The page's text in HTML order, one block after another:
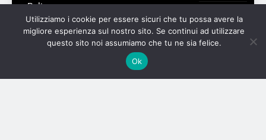
Policy
Cookie
Policy
InnovArte
fa parte
del
Libere
Utilizziamo i cookie per essere sicuri che tu possa avere la
migliore esperienza sul nostro sito. Se continui ad utilizzare
questo sito noi assumiamo che tu ne sia felice.
Ok